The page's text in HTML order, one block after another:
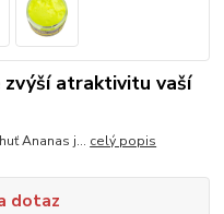
atraktivitu vaší
Ananas j... celý popis
dotaz